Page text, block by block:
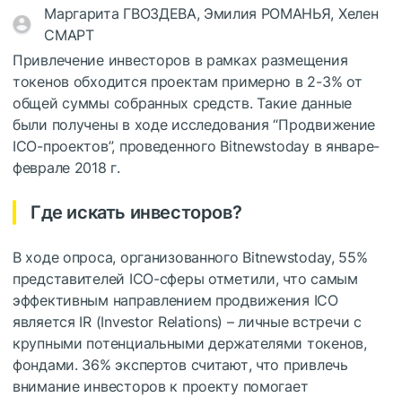
Маргарита ГВОЗДЕВА, Эмилия РОМАНЬЯ, Хелен
СМАРТ
Привлечение инвесторов в рамках размещения
токенов обходится проектам примерно в 2-3% от
общей суммы собранных средств. Такие данные
были получены в ходе исследования “Продвижение
ICO-проектов”, проведенного Bitnewstoday в январе-
феврале 2018 г.
Где искать инвесторов?
В ходе опроса, организованного Bitnewstoday, 55%
представителей ICO-сферы отметили, что самым
эффективным направлением продвижения ICO
является IR (Investor Relations) – личные встречи с
крупными потенциальными держателями токенов,
фондами. 36% экспертов считают, что привлечь
внимание инвесторов к проекту помогает